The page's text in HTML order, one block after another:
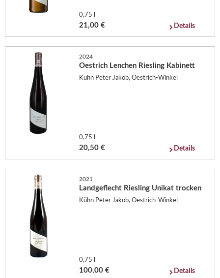
0,75 l
21,00 € Details
2024
Oestrich Lenchen Riesling Kabinett
Kühn Peter Jakob, Oestrich-Winkel
0,75 l
20,50 € Details
2021
Landgeflecht Riesling Unikat trocken
Kühn Peter Jakob, Oestrich-Winkel
0,75 l
100,00 € Details